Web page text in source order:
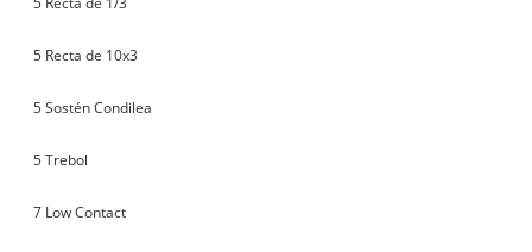
5 Recta de 10x3
5 Sostén Condilea
5 Trebol
7 Low Contact